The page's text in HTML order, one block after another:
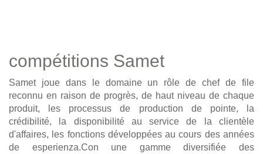
compétitions Samet
Samet joue dans le domaine un rôle de chef de file
reconnu en raison de progrès, de haut niveau de chaque
produit, les processus de production de pointe, la
crédibilité, la disponibilité au service de la clientèle
d'affaires, les fonctions développées au cours des années
de esperienza.Con une gamme diversifiée des